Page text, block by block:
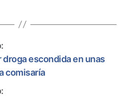
droga escondida en unas
comisaría